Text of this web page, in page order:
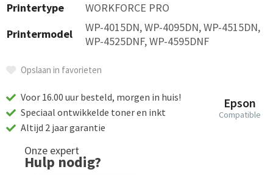
Printertype
WORKFORCE PRO
Printermodel
WP-4015DN, WP-4095DN, WP-4515DN,
WP-4525DNF, WP-4595DNF
Opslaan in favorieten
Epson
Compatible
Voor 16.00 uur besteld, morgen in huis!
Speciaal ontwikkelde toner en inkt
Altijd 2 jaar garantie
Onze expert
Hulp nodig?